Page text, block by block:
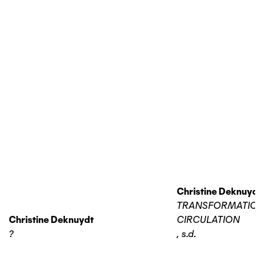
Christine Deknuydt
?
Christine Deknuydt
TRANSFORMATION
CIRCULATION
, s.d.